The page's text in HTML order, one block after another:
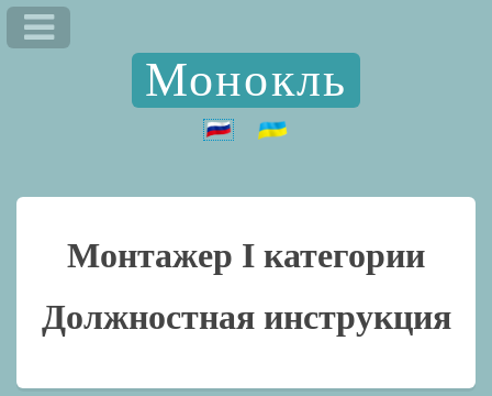
Монокль
Монтажер I категории
Должностная инструкция